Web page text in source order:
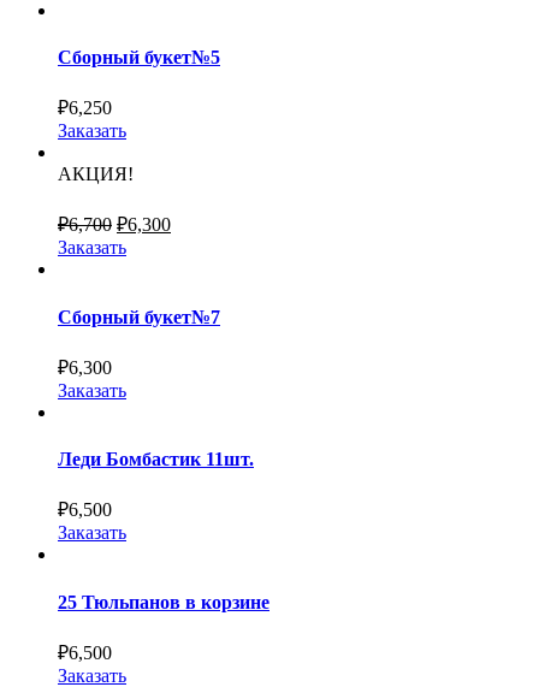
Сборный букет№5
₽6,250
Заказать
АКЦИЯ!
₽6,700 ₽6,300
Заказать
Сборный букет№7
₽6,300
Заказать
Леди Бомбастик 11шт.
₽6,500
Заказать
25 Тюльпанов в корзине
₽6,500
Заказать